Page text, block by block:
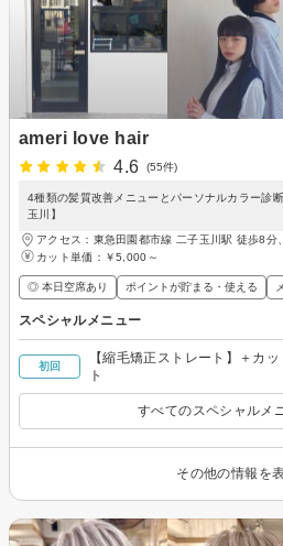
ameri love hair
4.6
(55件)
4種類の髪質改善メニューとパーソナルカラー診
玉川】
アクセス：東急田園都市線 二子玉川駅 徒歩8
カット単価： ￥5,000～
◎ 本日空席あり ポイントが貯まる・使える
スペシャルメニュー
初回
【縮毛矯正ストレート】＋カ
ト
すべてのスペシャルメ
その他の情報を